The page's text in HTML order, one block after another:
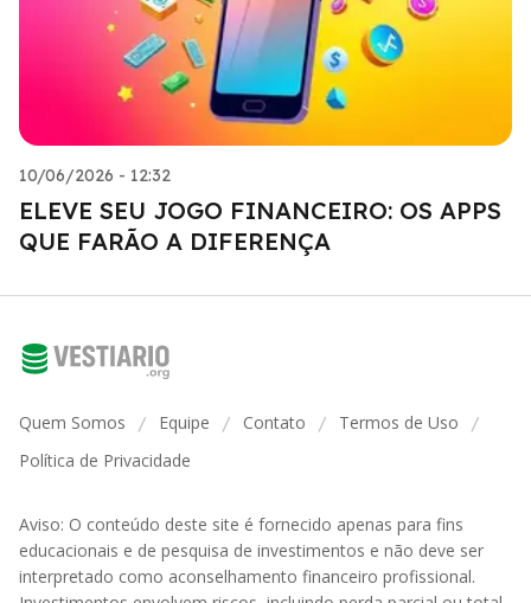
10/06/2026 - 12:32
ELEVE SEU JOGO FINANCEIRO: OS APPS
QUE FARÃO A DIFERENÇA
Quem Somos / Equipe / Contato / Termos de Uso /
Política de Privacidade
Aviso: O conteúdo deste site é fornecido apenas para fins
educacionais e de pesquisa de investimentos e não deve ser
interpretado como aconselhamento financeiro profissional.